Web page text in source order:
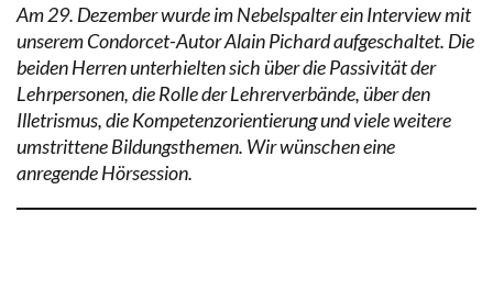
Am 29. Dezember wurde im Nebelspalter ein Interview mit
unserem Condorcet-Autor Alain Pichard aufgeschaltet. Die
beiden Herren unterhielten sich über die Passivität der
Lehrpersonen, die Rolle der Lehrerverbände, über den
Illetrismus, die Kompetenzorientierung und viele weitere
umstrittene Bildungsthemen. Wir wünschen eine
anregende Hörsession.